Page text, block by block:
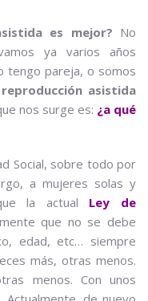
es mejor? No
ya varios años
tengo pareja, o somos
reproducción asistida
nos surge es: ¿a qué
Social, sobre todo por
a mujeres solas y
la actual Ley de
que no se debe
edad, etc… siempre
más, otras menos.
menos. Con unos